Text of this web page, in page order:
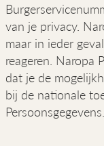
van je privacy.
maar in ieder
reageren. Naropa
dat je de
bij de nationale